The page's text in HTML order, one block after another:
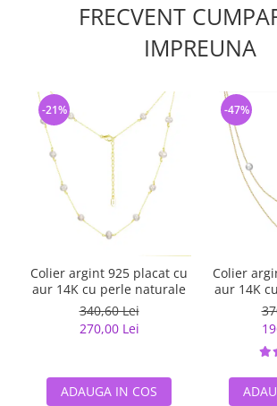
FRECVENT
IMPREUNA
Colier argint 925 placat cu
aur 14K cu perle naturale
340,60 Lei
270,00 Lei
-21%
ADAUGA IN COS
Colier
aur 14K
-47%